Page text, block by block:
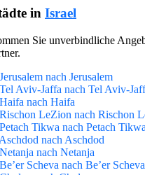
in Israel
Sie unverbindliche
nach Jerusalem
Aviv-Jaffa nach Tel Aviv-
nach Haifa
LeZion nach Rischon
Tikwa nach Petach Tikwa
nach Aschdod
nach Netanja
Scheva nach Be’er Scheva